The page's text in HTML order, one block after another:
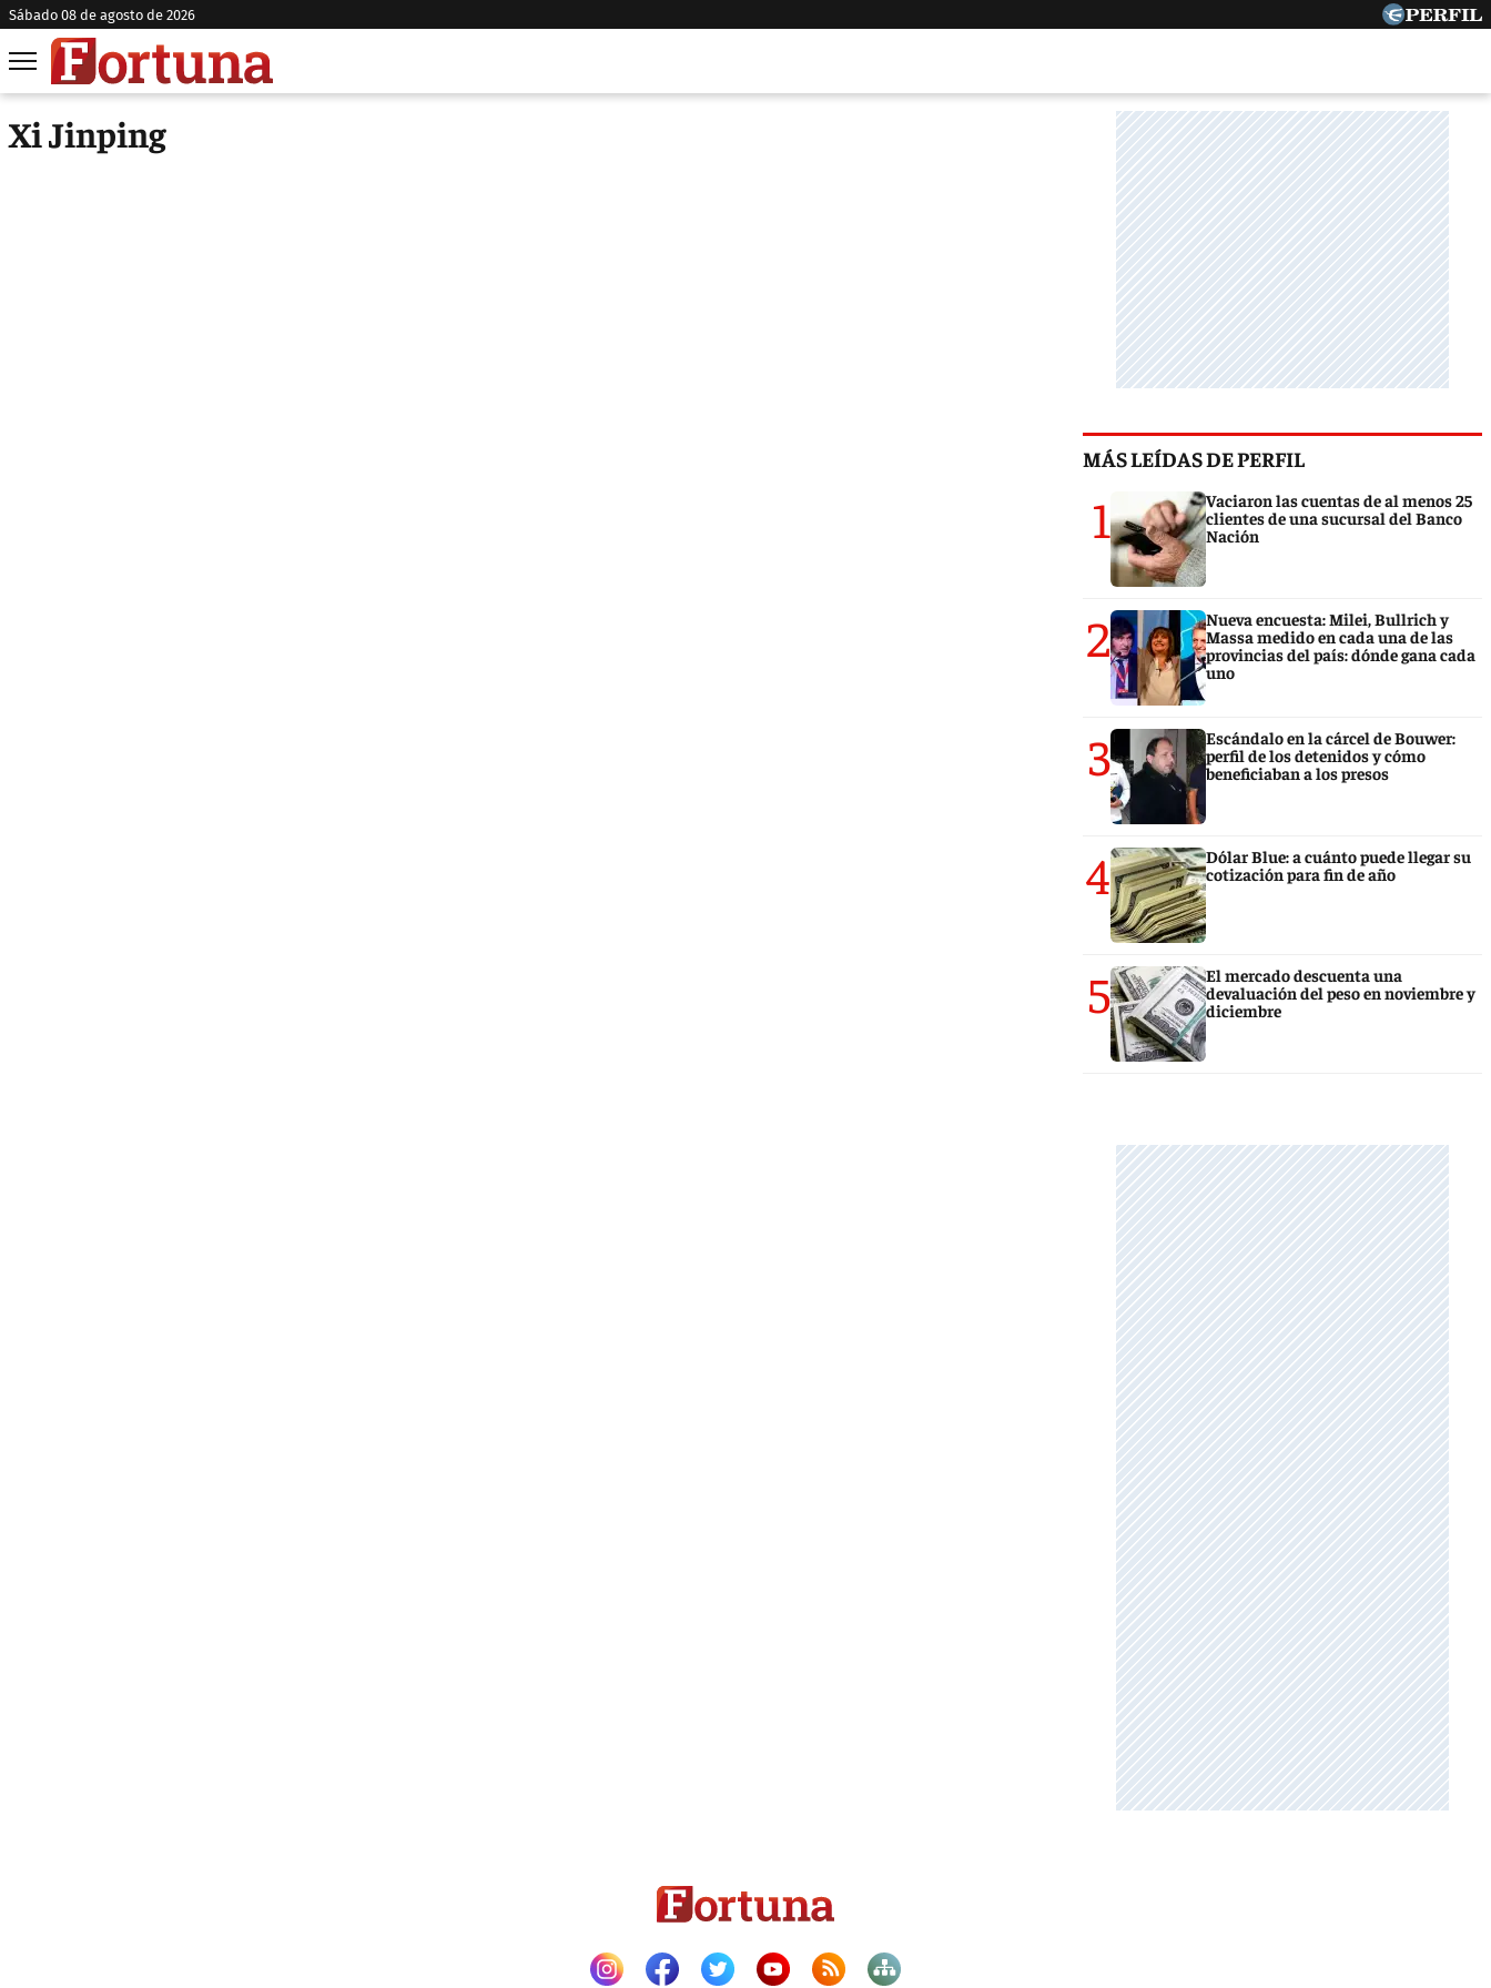
sábado 08 de agosto de 2026
Xi Jinping
MÁS LEÍDAS DE PERFIL
1
Vaciaron las cuentas de al menos 25
clientes de una sucursal del Banco
Nación
2
Nueva encuesta: Milei, Bullrich y
Massa medido en cada una de las
provincias del país: dónde gana cada
uno
3
Escándalo en la cárcel de Bouwer:
perfil de los detenidos y cómo
beneficiaban a los presos
4
Dólar Blue: a cuánto puede llegar su
cotización para fin de año
5
El mercado descuenta una
devaluación del peso en noviembre y
diciembre